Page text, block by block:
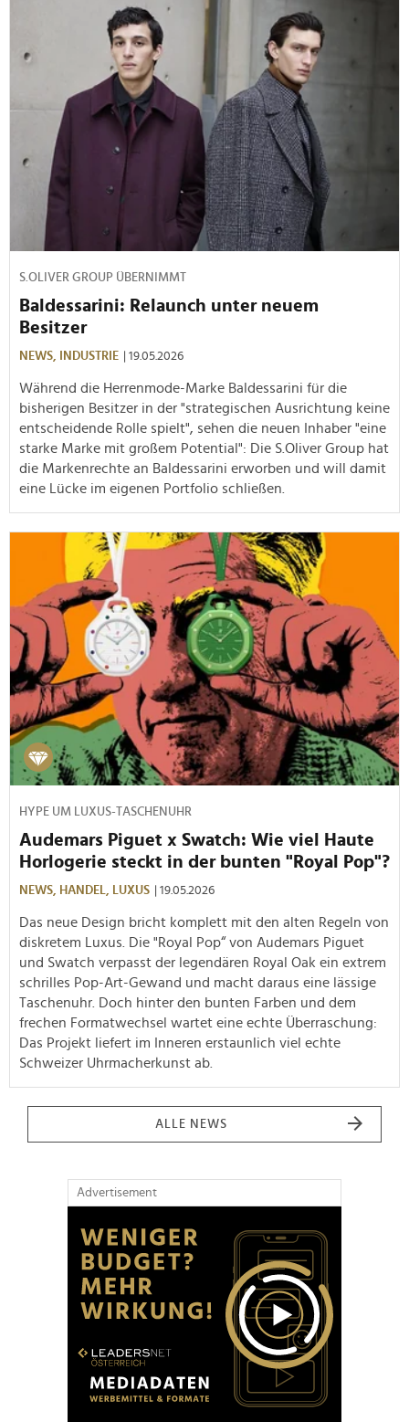
S.OLIVER GROUP ÜBERNIMMT
Baldessarini: Relaunch unter neuem
Besitzer
NEWS, INDUSTRIE | 19.05.2026
Während die Herrenmode-Marke Baldessarini für die
bisherigen Besitzer in der "strategischen Ausrichtung keine
entscheidende Rolle spielt", sehen die neuen Inhaber "eine
starke Marke mit großem Potential": Die S.Oliver Group hat
die Markenrechte an Baldessarini erworben und will damit
eine Lücke im eigenen Portfolio schließen.
HYPE UM LUXUS-TASCHENUHR
Audemars Piguet x Swatch: Wie viel Haute
Horlogerie steckt in der bunten "Royal Pop"?
NEWS, HANDEL, LUXUS | 19.05.2026
Das neue Design bricht komplett mit den alten Regeln von
diskretem Luxus. Die "Royal Pop“ von Audemars Piguet
und Swatch verpasst der legendären Royal Oak ein extrem
schrilles Pop-Art-Gewand und macht daraus eine lässige
Taschenuhr. Doch hinter den bunten Farben und dem
frechen Formatwechsel wartet eine echte Überraschung:
Das Projekt liefert im Inneren erstaunlich viel echte
Schweizer Uhrmacherkunst ab.
ALLE NEWS
Advertisement